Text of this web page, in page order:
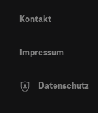
Kontakt
Impressum
Datenschutz